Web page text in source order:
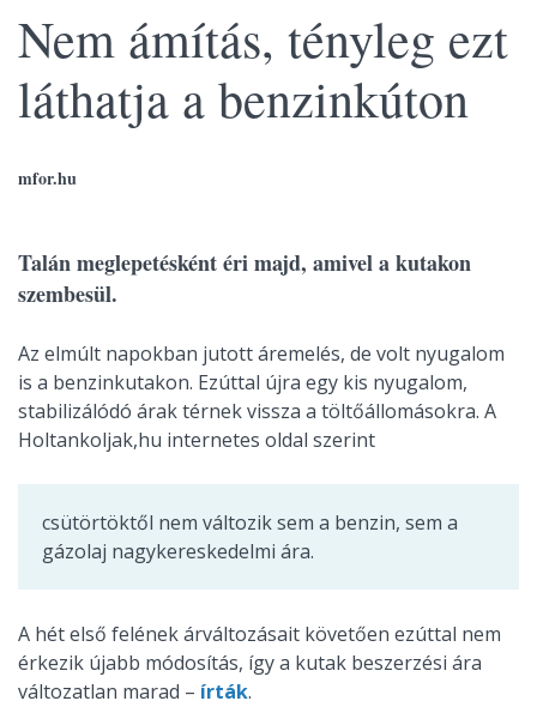
Nem ámítás, tényleg ezt
láthatja a benzinkúton
mfor.hu
Talán meglepetésként éri majd, amivel a kutakon
szembesül.
Az elmúlt napokban jutott áremelés, de volt nyugalom
is a benzinkutakon. Ezúttal újra egy kis nyugalom,
stabilizálódó árak térnek vissza a töltőállomásokra. A
Holtankoljak,hu internetes oldal szerint
csütörtöktől nem változik sem a benzin, sem a
gázolaj nagykereskedelmi ára.
A hét első felének árváltozásait követően ezúttal nem
érkezik újabb módosítás, így a kutak beszerzési ára
változatlan marad – írták.